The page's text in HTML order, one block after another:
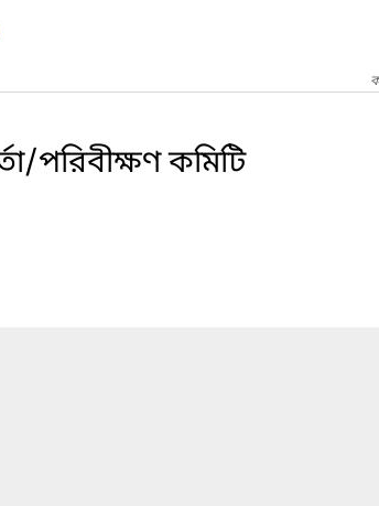
পরিবীক্ষণ কমিটি